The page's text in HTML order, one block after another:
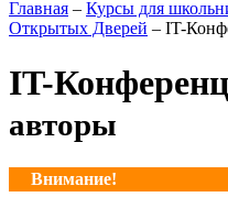
Главная – Курсы для
Открытых Дверей – IT-
IT-
авторы
Внимание!